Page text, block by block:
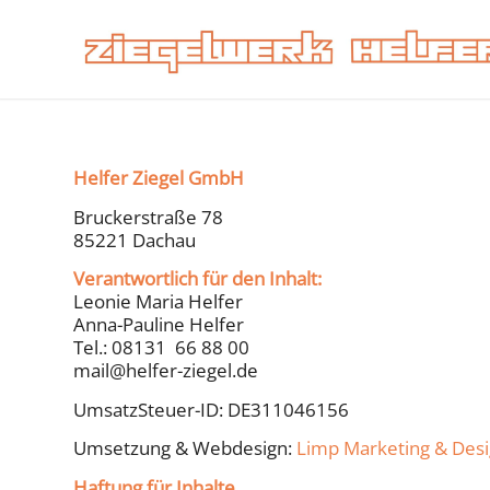
Helfer Ziegel GmbH
Bruckerstraße 78
85221 Dachau
Verantwortlich für den Inhalt:
Leonie Maria Helfer
Anna-Pauline Helfer
Tel.: 08131 66 88 00
mail@helfer-ziegel.de
UmsatzSteuer-ID: DE311046156
Umsetzung & Webdesign: Limp Marketing &